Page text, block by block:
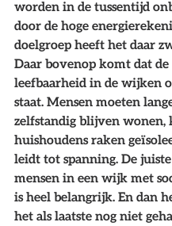
worden in de tussentijd
door de hoge
doelgroep heeft het daar
Daar bovenop komt dat de
leefbaarheid in de wijken
staat. Mensen moeten
zelfstandig blijven wonen,
huishoudens raken
leidt tot spanning. De
mensen in een wijk met
is heel belangrijk. En dan
het als laatste nog niet